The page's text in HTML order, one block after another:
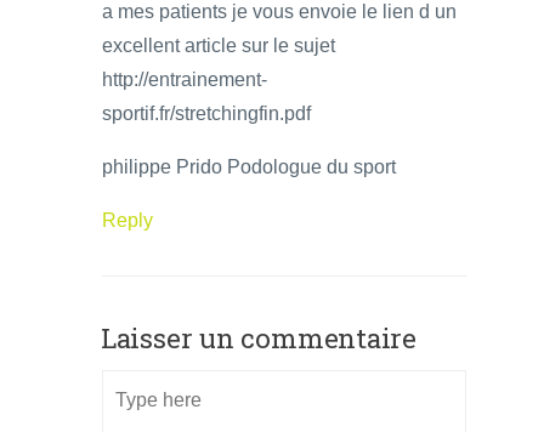
a mes patients je vous envoie le lien d un
excellent article sur le sujet
http://entrainement-
sportif.fr/stretchingfin.pdf
philippe Prido Podologue du sport
Reply
Laisser un commentaire